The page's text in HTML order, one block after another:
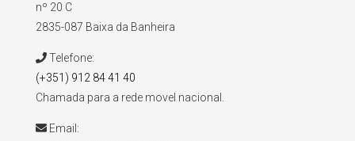
nº 20 C
2835-087 Baixa da Banheira
Telefone:
(+351) 912 84 41 40
Chamada para a rede movel nacional.
Email: